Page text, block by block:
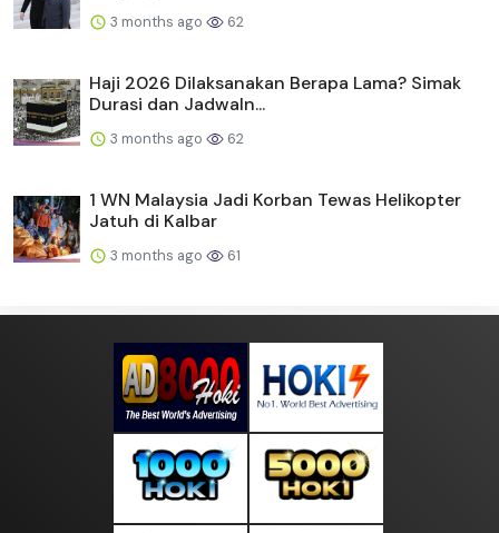
3 months ago 62
Haji 2026 Dilaksanakan Berapa Lama? Simak
Durasi dan Jadwaln...
3 months ago 62
1 WN Malaysia Jadi Korban Tewas Helikopter
Jatuh di Kalbar
3 months ago 61